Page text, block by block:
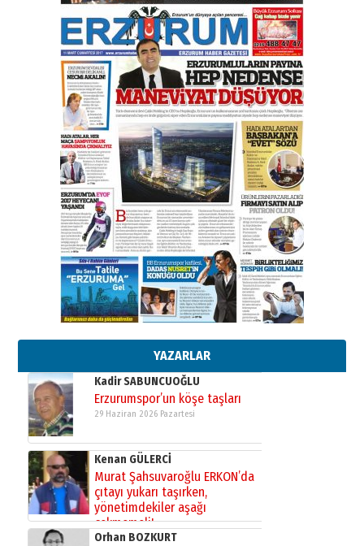
YAZARLAR
Bir fotoğraf, bir şehir, bir
gazeteci… Dizginler kimin
elinde?
31 Mart 2026 Salı
A. Berhan Yılmaz
BİR BÖLÜM DEĞİL, BİR ÖMÜR
SEÇİYORSUNUZ… “NEDEN
ATATÜRK ÜNİVERSİTESİ?”
28 Temmuz 2026 Salı
Ahmet Gökhan YAZICI
Ahmed Yesevi’den bir Alperen…
”Reisimiz” idi… Hakka yürüdü.!
26 Mart 2026 Perşembe
Cem Bakırcı
Ardında bıraktığı hatıralarıyla
gönül adamı Faruk Terzioğlu!
13 Mayıs 2026 Çarşamba
Esat BİNDESEN
TRT’NİN BÖLGEYE AÇILAN SESİ
Kadir SABUNCUOĞLU
Erzurumspor’un köşe taşları
29 Haziran 2026 Pazartesi
Kenan GÜLERCİ
Murat Şahsuvaroğlu ERKON’da
çıtayı yukarı taşırken,
yönetimdekiler aşağı
çekmemeli!
17 Şubat 2026 SalıOrhan BOZKURT